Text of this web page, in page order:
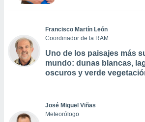
Francisco Martín León
Coordinador de la RAM
Uno de los paisajes más
mundo: dunas blancas,
oscuros y verde
José Miguel Viñas
Meteorólogo